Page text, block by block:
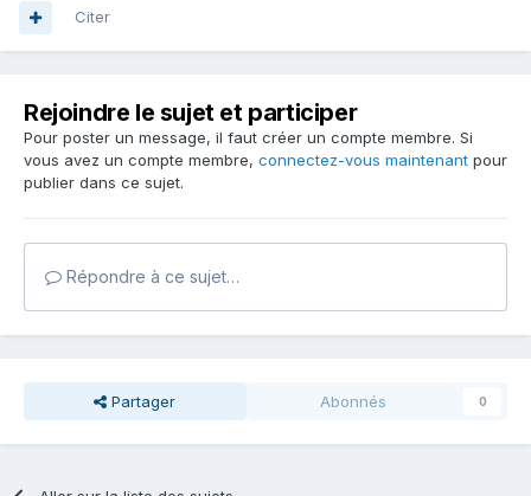
Citer
Rejoindre le sujet et participer
Pour poster un message, il faut créer un compte membre. Si
vous avez un compte membre, connectez-vous maintenant pour
publier dans ce sujet.
Répondre à ce sujet…
Partager Abonnés 0